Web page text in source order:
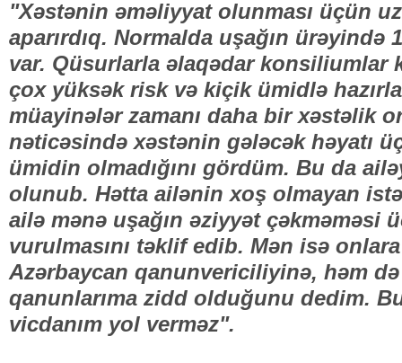
"Xəstənin əməliyyat olunması üçün
aparırdıq. Normalda uşağın ürəyində
var. Qüsurlarla əlaqədar konsiliumlar
çox yüksək risk və kiçik ümidlə
müayinələr zamanı daha bir xəstəlik
nəticəsində xəstənin gələcək həyatı
ümidin olmadığını gördüm. Bu da
olunub. Hətta ailənin xoş olmayan
ailə mənə uşağın əziyyət çəkməməsi
vurulmasını təklif edib. Mən isə
Azərbaycan qanunvericiliyinə, həm
qanunlarıma zidd olduğunu dedim.
vicdanım yol verməz".